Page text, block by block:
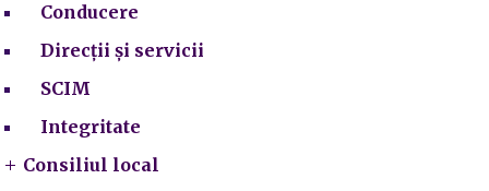
Conducere
Direcții și servicii
SCIM
Integritate
Consiliul local